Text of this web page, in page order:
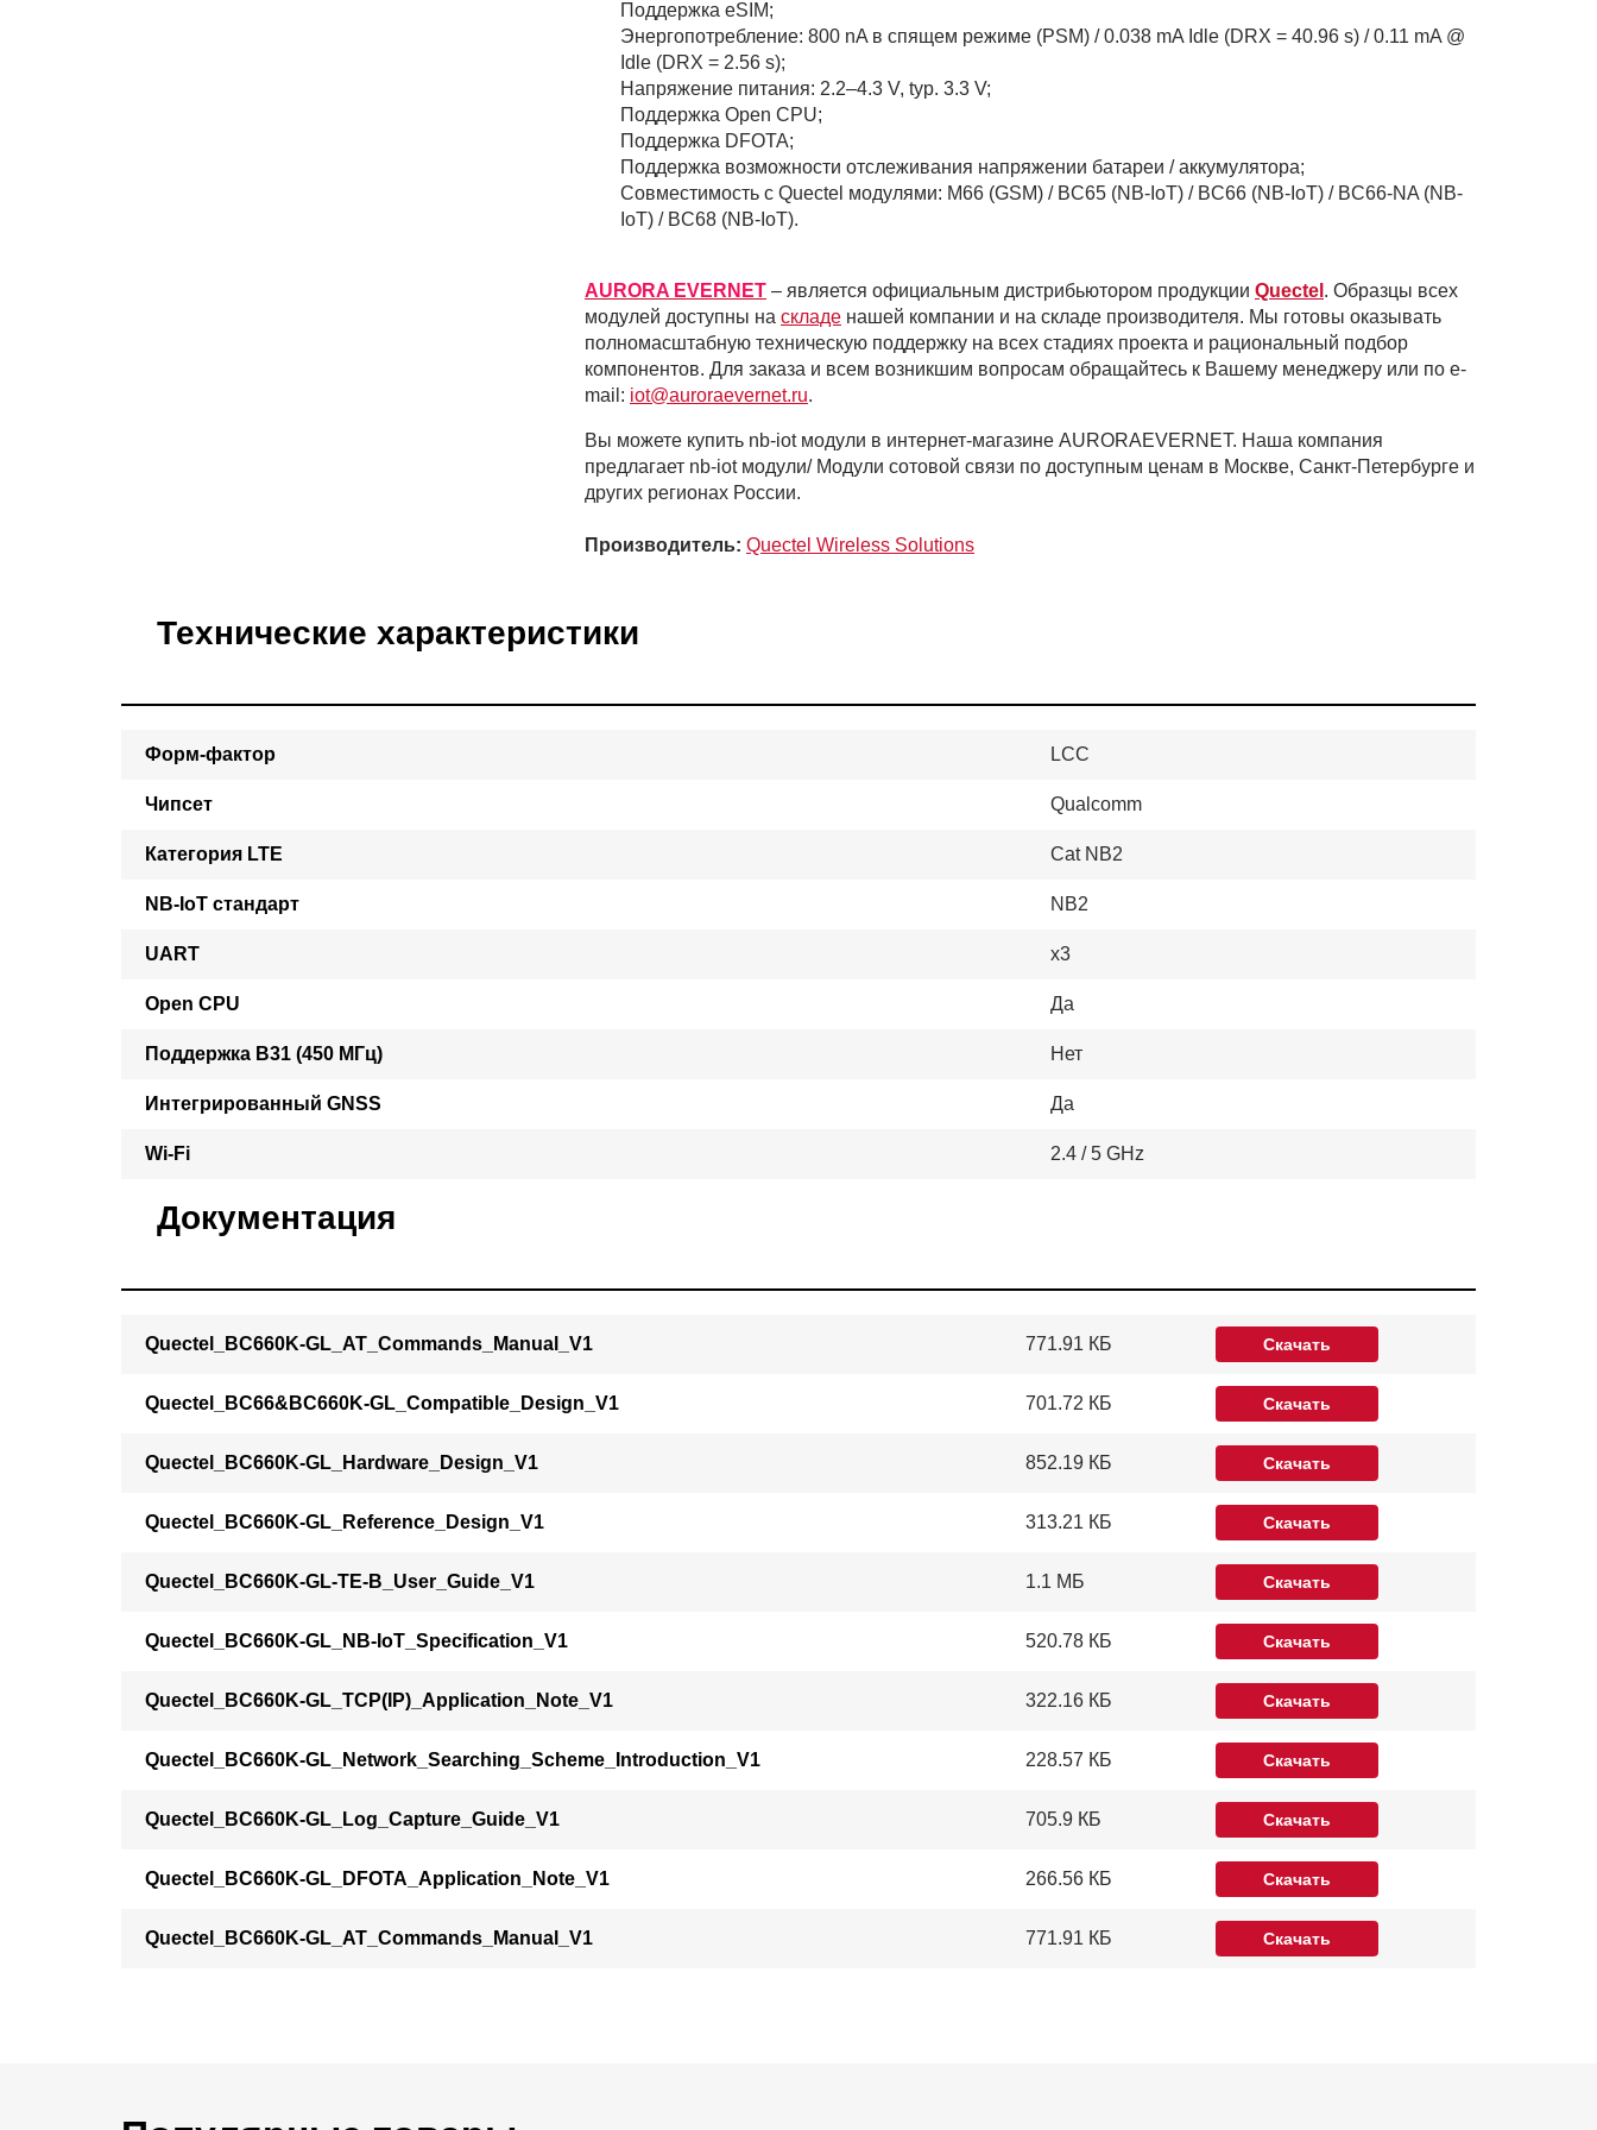
Поддержка eSIM;
Энергопотребление: 800 nA в спящем режиме (PSM) / 0.038 mA Idle (DRX = 40.96 s) / 0.11 mA @
Idle (DRX = 2.56 s);
Напряжение питания: 2.2–4.3 V, typ. 3.3 V;
Поддержка Open CPU;
Поддержка DFOTA;
Поддержка возможности отслеживания напряжении батареи / аккумулятора;
Совместимость с Quectel модулями: M66 (GSM) / BC65 (NB-IoT) / BC66 (NB-IoT) / BC66-NA (NB-
IoT) / BC68 (NB-IoT).
AURORA EVERNET – является официальным дистрибьютором продукции Quectel . Образцы всех
модулей доступны на складе нашей компании и на складе производителя. Мы готовы оказывать
полномасштабную техническую поддержку на всех стадиях проекта и рациональный подбор
компонентов. Для заказа и всем возникшим вопросам обращайтесь к Вашему менеджеру или по e-
mail: iot@auroraevernet.ru.
Вы можете купить nb-iot модули в интернет-магазине AURORAEVERNET. Наша компания
предлагает nb-iot модули/ Модули сотовой связи по доступным ценам в Москве, Санкт-Петербурге и
других регионах России.
Производитель: Quectel Wireless Solutions
Технические характеристики
Форм-фактор LCC
Чипсет Qualcomm
Категория LTE Cat NB2
NB-IoT стандарт NB2
UART x3
Open CPU Да
Поддержка B31 (450 МГц) Нет
Интегрированный GNSS Да
Wi-Fi 2.4 / 5 GHz
Документация
Quectel_BC660K-GL_AT_Commands_Manual_V1 771.91 КБ Скачать
Quectel_BC66&BC660K-GL_Compatible_Design_V1 701.72 КБ Скачать
Quectel_BC660K-GL_Hardware_Design_V1 852.19 КБ Скачать
Quectel_BC660K-GL_Reference_Design_V1 313.21 КБ Скачать
Quectel_BC660K-GL-TE-B_User_Guide_V1 1.1 МБ Скачать
Quectel_BC660K-GL_NB-IoT_Specification_V1 520.78 КБ Скачать
Quectel_BC660K-GL_TCP(IP)_Application_Note_V1 322.16 КБ Скачать
Quectel_BC660K-GL_Network_Searching_Scheme_Introduction_V1 228.57 КБ Скачать
Quectel_BC660K-GL_Log_Capture_Guide_V1 705.9 КБ Скачать
Quectel_BC660K-GL_DFOTA_Application_Note_V1 266.56 КБ Скачать
Quectel_BC660K-GL_AT_Commands_Manual_V1 771.91 КБ Скачать